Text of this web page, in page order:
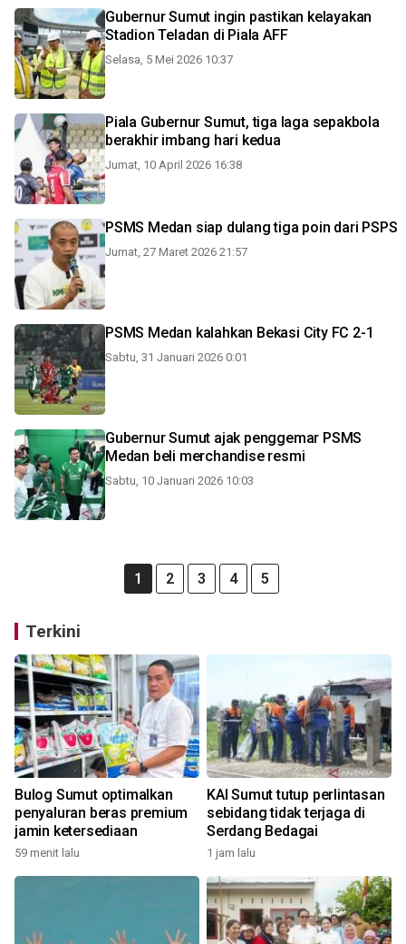
Gubernur Sumut ingin pastikan kelayakan
Stadion Teladan di Piala AFF
Selasa, 5 Mei 2026 10:37
Piala Gubernur Sumut, tiga laga sepakbola
berakhir imbang hari kedua
Jumat, 10 April 2026 16:38
PSMS Medan siap dulang tiga poin dari PSPS
Jumat, 27 Maret 2026 21:57
PSMS Medan kalahkan Bekasi City FC 2-1
Sabtu, 31 Januari 2026 0:01
Gubernur Sumut ajak penggemar PSMS
Medan beli merchandise resmi
Sabtu, 10 Januari 2026 10:03
1 2 3 4 5
Terkini
Bulog Sumut optimalkan
penyaluran beras premium
jamin ketersediaan
59 menit lalu
KAI Sumut tutup perlintasan
sebidang tidak terjaga di
Serdang Bedagai
1 jam lalu